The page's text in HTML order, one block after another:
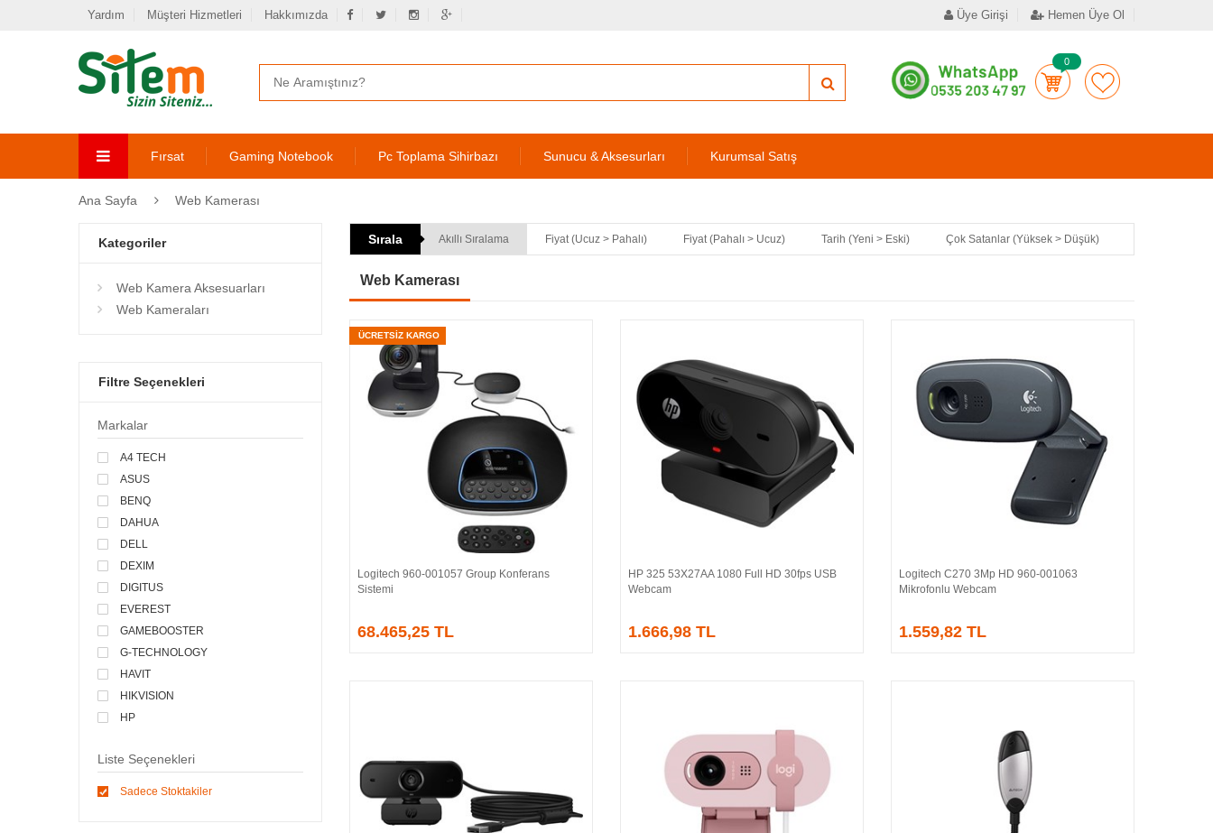
Yardım Müşteri Hizmetleri Hakkımızda Üye Girişi Hemen Üye Ol
0
Fırsat Gaming Notebook Pc Toplama Sihirbazı Sunucu & Aksesurları Kurumsal Satış
Ana Sayfa Web Kamerası
Kategoriler
Web Kamera Aksesuarları
Web Kameraları
Filtre Seçenekleri
Markalar
A4 TECH
ASUS
BENQ
DAHUA
DELL
DEXIM
DIGITUS
EVEREST
GAMEBOOSTER
G-TECHNOLOGY
HAVIT
HIKVISION
HP
LOGITECH
Liste Seçenekleri
Sadece Stoktakiler
Sırala Akıllı Sıralama Fiyat (Ucuz > Pahalı) Fiyat (Pahalı > Ucuz) Tarih (Yeni > Eski) Çok Satanlar (Yüksek > Düşük)
Web Kamerası
Sepete Ekle
ÜCRETSİZ KARGO
Logitech 960-001057 Group Konferans
Sistemi
68.465,25 TL
Sepete Ekle
HP 325 53X27AA 1080 Full HD 30fps USB
Webcam
1.666,98 TL
Sepete Ekle
Logitech C270 3Mp HD 960-001063
Mikrofonlu Webcam
1.559,82 TL